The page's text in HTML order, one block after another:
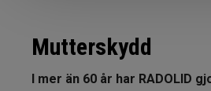
Mutterskydd
I mer än 60 år har RADOLID